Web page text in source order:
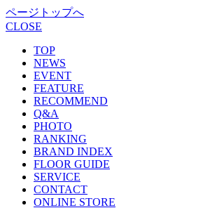
ページトップへ
CLOSE
TOP
NEWS
EVENT
FEATURE
RECOMMEND
Q&A
PHOTO
RANKING
BRAND INDEX
FLOOR GUIDE
SERVICE
CONTACT
ONLINE STORE